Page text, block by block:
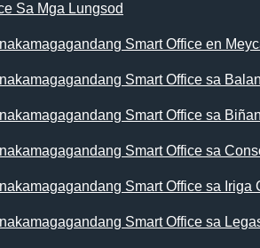
Sa Mga Lungsod
Smart Office en
Smart Office sa
Smart Office sa
Smart Office sa
Smart Office sa Iriga
Smart Office sa